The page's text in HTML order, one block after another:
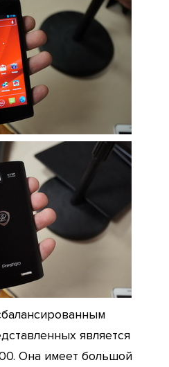
является
Она имеет большой